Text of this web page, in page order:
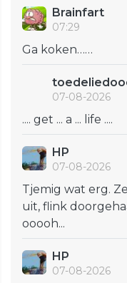
Brainfart
07:29
Ga koken……
07-08-2026
.... get ... a ... life ....
HP
07-08-2026
Tjemig wat erg.
uit, flink
ooooh...
HP
07-08-2026